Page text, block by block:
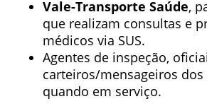
Vale-Transporte Saúde,
que realizam consultas e
médicos via SUS.
Agentes de inspeção,
carteiros/mensageiros dos
quando em serviço.